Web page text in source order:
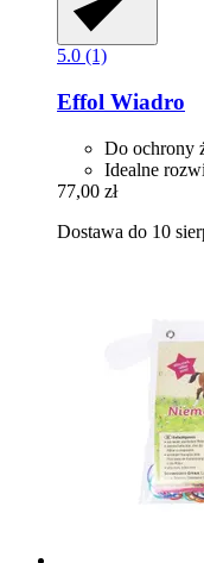
5.0 (1)
Effol Wiadro
Do ochrony
Idealne
77,00 zł
Dostawa do 10